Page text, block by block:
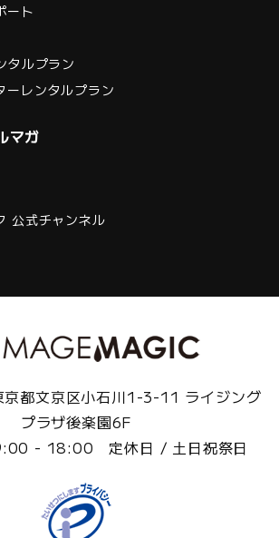
ート
タルプラン
ーレンタルプラン
マガ
公式チャンネル
都文京区小石川1-3-11 ライジング
プラザ後楽園6F
- 18:00 定休日 / 土日祝祭日